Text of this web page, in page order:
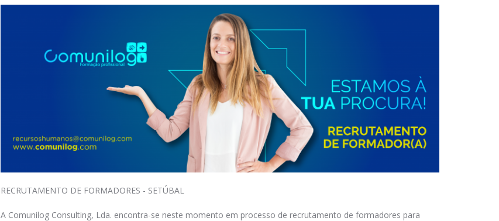
RECRUTAMENTO DE FORMADORES - SETÚBAL
A Comunilog Consulting, Lda. encontra-se neste momento em processo de recrutamento de formadores para